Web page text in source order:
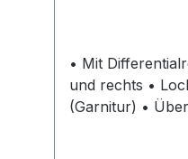
• Mit Differentialrolle • 400
und rechts • Lochreihe 32 mm
(Garnitur) • Überauszug ca. 45 mm •